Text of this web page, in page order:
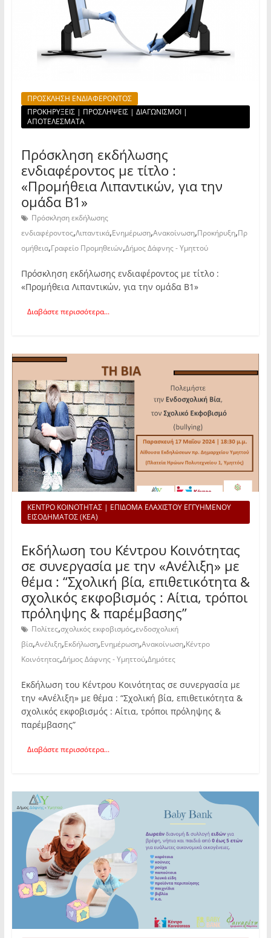
ΠΡΟΣΚΛΗΣΗ ΕΝΔΙΑΦΕΡΟΝΤΟΣ
ΠΡΟΚΗΡΥΞΕΙΣ | ΠΡΟΣΛΗΨΕΙΣ | ΔΙΑΓΩΝΙΣΜΟΙ |
ΑΠΟΤΕΛΕΣΜΑΤΑ
Πρόσκληση εκδήλωσης
ενδιαφέροντος με τίτλο :
«Προμήθεια Λιπαντικών, για την
ομάδα Β1»
Πρόσκληση εκδήλωσης
ενδιαφέροντος,Λιπαντικά,Ενημέρωση,Ανακοίνωση,Προκήρυξη,Πρ
ομήθεια,Γραφείο Προμηθειών,Δήμος Δάφνης - Υμηττού
Πρόσκληση εκδήλωσης ενδιαφέροντος με τίτλο :
«Προμήθεια Λιπαντικών, για την ομάδα Β1»
Διαβάστε περισσότερα...
ΚΕΝΤΡΟ ΚΟΙΝΟΤΗΤΑΣ | ΕΠΙΔΟΜΑ ΕΛΑΧΙΣΤΟΥ ΕΓΓΥΗΜΕΝΟΥ
ΕΙΣΟΔΗΜΑΤΟΣ (ΚΕΑ)
Εκδήλωση του Κέντρου Κοινότητας
σε συνεργασία με την «Ανέλιξη» με
θέμα : “Σχολική βία, επιθετικότητα &
σχολικός εκφοβισμός : Αίτια, τρόποι
πρόληψης & παρέμβασης”
Πολίτες,σχολικός εκφοβισμός,ενδοσχολική
βία,Ανέλιξη,Εκδήλωση,Ενημέρωση,Ανακοίνωση,Κέντρο
Κοινότητας,Δήμος Δάφνης - Υμηττού,Δημότες
Εκδήλωση του Κέντρου Κοινότητας σε συνεργασία με
την «Ανέλιξη» με θέμα : “Σχολική βία, επιθετικότητα &
σχολικός εκφοβισμός : Αίτια, τρόποι πρόληψης &
παρέμβασης”
Διαβάστε περισσότερα...